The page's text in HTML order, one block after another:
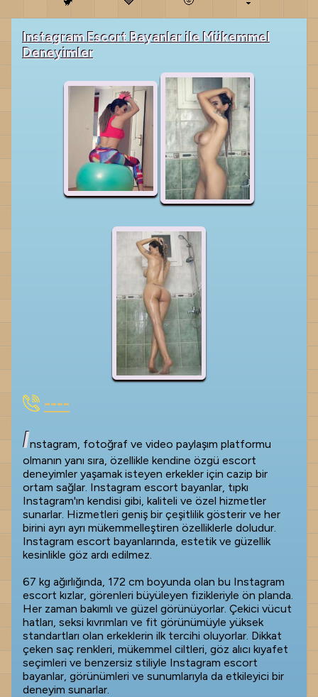
Instagram Escort Bayanlar ile Mükemmel
Deneyimler
----
Instagram, fotoğraf ve video paylaşım platformu
olmanın yanı sıra, özellikle kendine özgü escort
deneyimler yaşamak isteyen erkekler için cazip bir
ortam sağlar. Instagram escort bayanlar, tıpkı
Instagram'ın kendisi gibi, kaliteli ve özel hizmetler
sunarlar. Hizmetleri geniş bir çeşitlilik gösterir ve her
birini ayrı ayrı mükemmelleştiren özelliklerle doludur.
Instagram escort bayanlarında, estetik ve güzellik
kesinlikle göz ardı edilmez.
67 kg ağırlığında, 172 cm boyunda olan bu Instagram
escort kızlar, görenleri büyüleyen fizikleriyle ön planda.
Her zaman bakımlı ve güzel görünüyorlar. Çekici vücut
hatları, seksi kıvrımları ve fit görünümüyle yüksek
standartları olan erkeklerin ilk tercihi oluyorlar. Dikkat
çeken saç renkleri, mükemmel ciltleri, göz alıcı kıyafet
seçimleri ve benzersiz stiliyle Instagram escort
bayanlar, görünümleri ve sunumlarıyla da etkileyici bir
deneyim sunarlar.